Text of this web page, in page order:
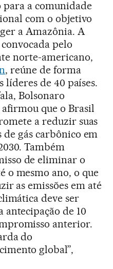
a comunidade
com o objetivo
a Amazônia. A
pelo
norte-americano,
, reúne de forma
líderes de 40 países.
Bolsonaro
que o Brasil
a reduzir suas
de gás carbônico em
Também
de eliminar o
o mesmo ano, o que
as emissões em até
deve ser
antecipação de 10
anterior.
do
global”,